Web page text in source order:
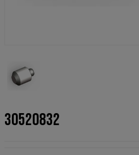
30520832